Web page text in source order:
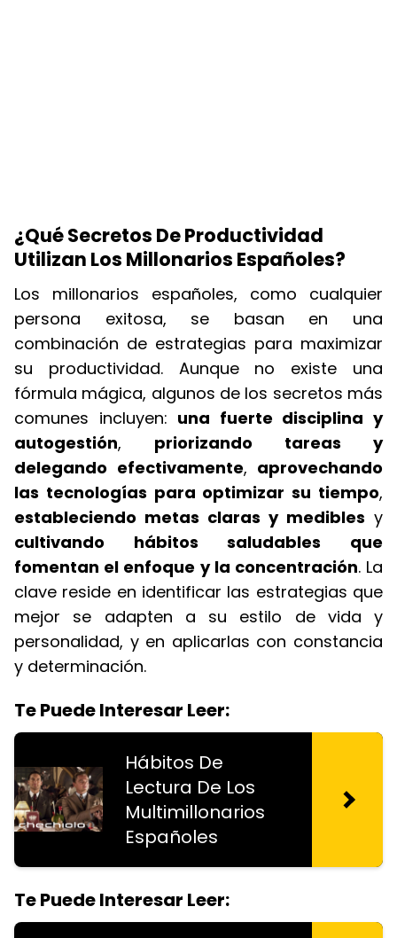
¿Qué Secretos De Productividad
Utilizan Los Millonarios Españoles?
Los millonarios españoles, como cualquier
persona exitosa, se basan en una
combinación de estrategias para maximizar
su productividad. Aunque no existe una
fórmula mágica, algunos de los secretos más
comunes incluyen: una fuerte disciplina y
autogestión, priorizando tareas y
delegando efectivamente, aprovechando
las tecnologías para optimizar su tiempo,
estableciendo metas claras y medibles y
cultivando hábitos saludables que
fomentan el enfoque y la concentración. La
clave reside en identificar las estrategias que
mejor se adapten a su estilo de vida y
personalidad, y en aplicarlas con constancia
y determinación.
Te Puede Interesar Leer:
Hábitos De
Lectura De Los
Multimillonarios
Españoles
Te Puede Interesar Leer: